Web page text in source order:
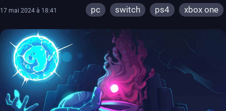
17 mai 2024 à 18:41 pc switch ps4 xbox one